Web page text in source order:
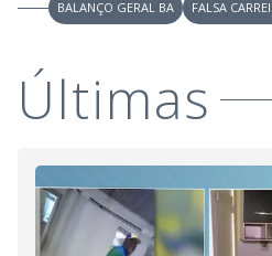
d
e
o
BALANÇO GERAL BA FALSA
Últimas